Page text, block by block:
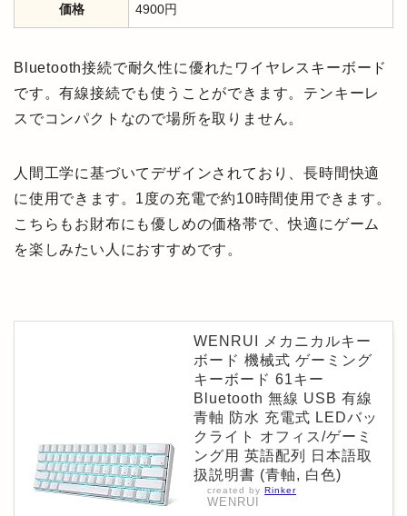
価格 4900円
Bluetooth接続で耐久性に優れたワイヤレスキーボード
です。有線接続でも使うことができます。テンキーレ
スでコンパクトなので場所を取りません。
人間工学に基づいてデザインされており、長時間快適
に使用できます。1度の充電で約10時間使用できます。
こちらもお財布にも優しめの価格帯で、快適にゲーム
を楽しみたい人におすすめです。
WENRUI メカニカルキー
ボード 機械式 ゲーミング
キーボード 61キー
Bluetooth 無線 USB 有線
青軸 防水 充電式 LEDバッ
クライト オフィス/ゲーミ
ング用 英語配列 日本語取
扱説明書 (青軸, 白色)
created by Rinker
WENRUI